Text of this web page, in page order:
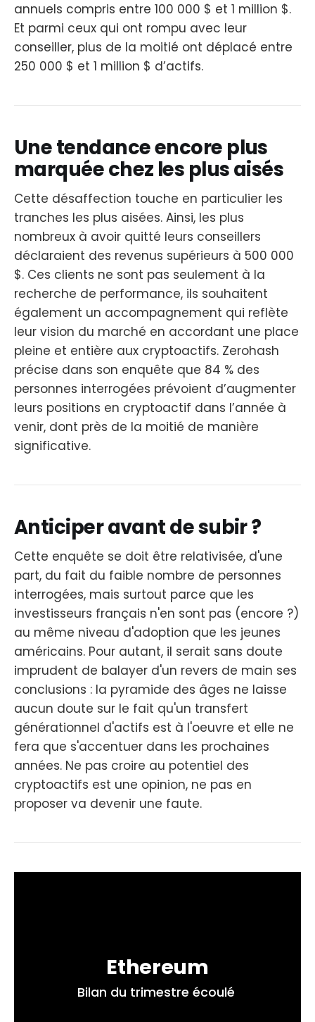
annuels compris entre 100 000 $ et 1 million $.
Et parmi ceux qui ont rompu avec leur
conseiller, plus de la moitié ont déplacé entre
250 000 $ et 1 million $ d’actifs.
Une tendance encore plus
marquée chez les plus aisés
Cette désaffection touche en particulier les
tranches les plus aisées. Ainsi, les plus
nombreux à avoir quitté leurs conseillers
déclaraient des revenus supérieurs à 500 000
$. Ces clients ne sont pas seulement à la
recherche de performance, ils souhaitent
également un accompagnement qui reflète
leur vision du marché en accordant une place
pleine et entière aux cryptoactifs. Zerohash
précise dans son enquête que 84 % des
personnes interrogées prévoient d’augmenter
leurs positions en cryptoactif dans l’année à
venir, dont près de la moitié de manière
significative.
Anticiper avant de subir ?
Cette enquête se doit être relativisée, d'une
part, du fait du faible nombre de personnes
interrogées, mais surtout parce que les
investisseurs français n'en sont pas (encore ?)
au même niveau d'adoption que les jeunes
américains. Pour autant, il serait sans doute
imprudent de balayer d'un revers de main ses
conclusions : la pyramide des âges ne laisse
aucun doute sur le fait qu'un transfert
générationnel d'actifs est à l'oeuvre et elle ne
fera que s'accentuer dans les prochaines
années. Ne pas croire au potentiel des
cryptoactifs est une opinion, ne pas en
proposer va devenir une faute.
Ethereum
Bilan du trimestre écoulé